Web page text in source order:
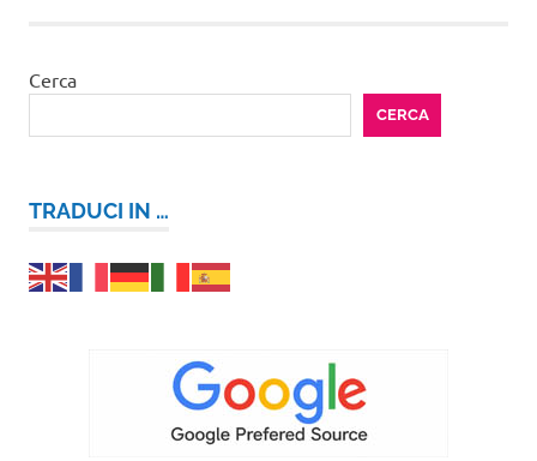
Cerca
CERCA
TRADUCI IN …